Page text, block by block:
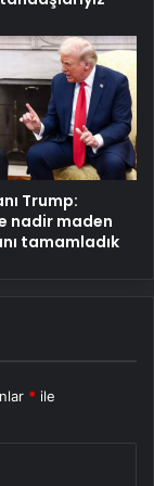
Trump:
nadir maden
tamamladık
* ile